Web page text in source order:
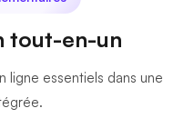
tout-en-un
ligne essentiels dans une